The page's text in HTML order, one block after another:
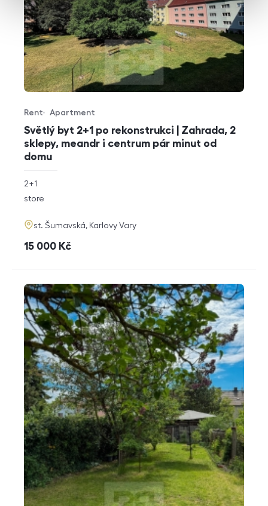
Světlý byt 2+1 po rekonstrukci | Zahrada, 2
sklepy, meandr i centrum pár minut od
domu
Offer type
Rent
Property type
Apartment
rozměry
2+1
funkce
store
adresa
st. Šumavská, Karlovy Vary
cena
15 000 Kč